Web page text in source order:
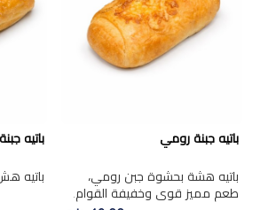
باتيه جبنة رومي
باتيه هشة بحشوة جبن رومي،
طعم مميز قوي وخفيفة القوام.
باتيه
باتيه